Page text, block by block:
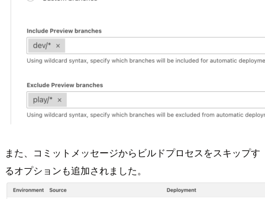
また、コミットメッセージからビルドプロセスをスキップす
るオプションも追加されました。